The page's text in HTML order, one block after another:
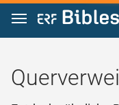
Zum Inhalt springen